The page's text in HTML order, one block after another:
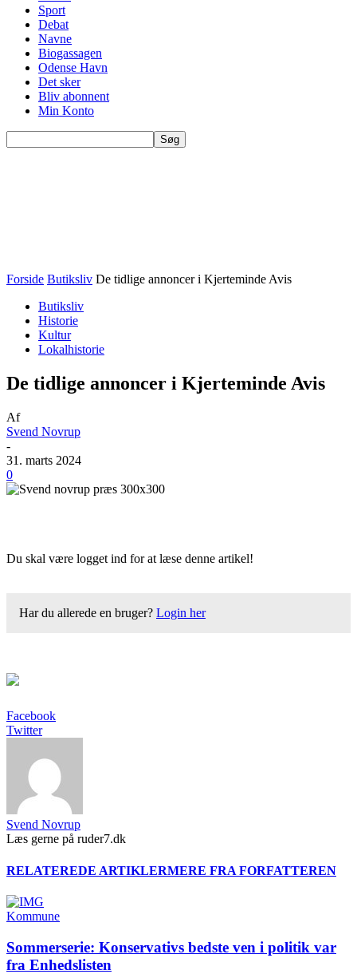
Sport
Debat
Navne
Biogassagen
Odense Havn
Det sker
Bliv abonnent
Min Konto
Forside Butiksliv De tidlige annoncer i Kjerteminde Avis
Butiksliv
Historie
Kultur
Lokalhistorie
De tidlige annoncer i Kjerteminde Avis
Af
Svend Novrup
-
31. marts 2024
0
Du skal være logget ind for at læse denne artikel!
Har du allerede en bruger? Login her
Facebook
Twitter
Svend Novrup
Læs gerne på ruder7.dk
RELATEREDE ARTIKLERMERE FRA FORFATTEREN
Kommune
Sommerserie: Konservativs bedste ven i politik var
fra Enhedslisten